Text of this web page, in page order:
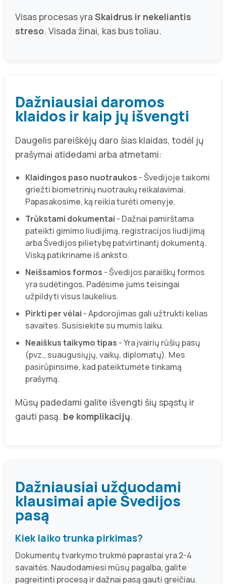
Visas procesas yra Skaidrus ir nekeliantis
streso. Visada žinai, kas bus toliau.
Dažniausiai daromos
klaidos ir kaip jų išvengti
Daugelis pareiškėjų daro šias klaidas, todėl jų
prašymai atidedami arba atmetami:
Klaidingos paso nuotraukos - Švedijoje taikomi
griežti biometrinių nuotraukų reikalavimai.
Papasakosime, ką reikia turėti omenyje.
Trūkstami dokumentai - Dažnai pamirštama
pateikti gimimo liudijimą, registracijos liudijimą
arba Švedijos pilietybę patvirtinantį dokumentą.
Viską patikriname iš anksto.
Neišsamios formos - Švedijos paraiškų formos
yra sudėtingos. Padėsime jums teisingai
užpildyti visus laukelius.
Pirkti per vėlai - Apdorojimas gali užtrukti kelias
savaites. Susisiekite su mumis laiku.
Neaiškus taikymo tipas - Yra įvairių rūšių pasų
(pvz., suaugusiųjų, vaikų, diplomatų). Mes
pasirūpinsime, kad pateiktumėte tinkamą
prašymą.
Mūsų padedami galite išvengti šių spąstų ir
gauti pasą. be komplikacijų.
Dažniausiai užduodami
klausimai apie Švedijos
pasą
Kiek laiko trunka pirkimas?
Dokumentų tvarkymo trukmė paprastai yra 2-4
savaitės. Naudodamiesi mūsų pagalba, galite
pagreitinti procesą ir dažnai pasą gauti greičiau.